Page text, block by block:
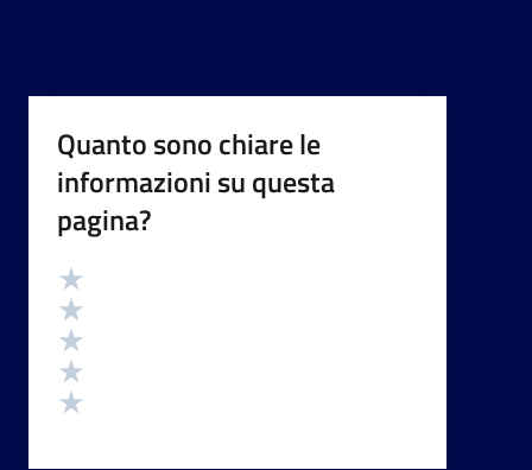
Quanto sono chiare le
informazioni su questa
pagina?
Valutazione